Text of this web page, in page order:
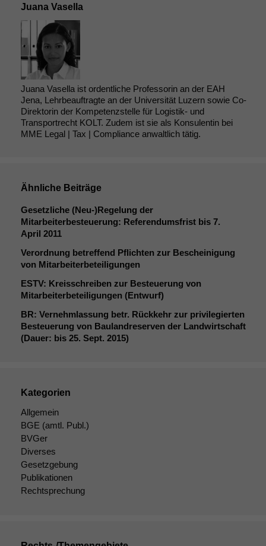
Juana Vasella
Juana Vasella ist ordentliche Professorin an der EAH
Jena, Lehrbeauftragte an der Universität Luzern sowie Co-
Direktorin der Kompetenzstelle für Logistik- und
Transportrecht KOLT. Zudem ist sie als Konsulentin bei
MME Legal | Tax | Compliance anwaltlich tätig.
Ähnliche Beiträge
Gesetzliche (Neu-)Regelung der
Mitarbeiterbesteuerung: Referendumsfrist bis 7.
April 2011
Verordnung betreffend Pflichten zur Bescheinigung
von Mitarbeiterbeteiligungen
ESTV: Kreisschreiben zur Besteuerung von
Mitarbeiterbeteiligungen (Entwurf)
BR: Vernehmlassung betr. Rückkehr zur privilegierten
Besteuerung von Baulandreserven der Landwirtschaft
(Dauer: bis 25. Sept. 2015)
Kategorien
Allgemein
BGE (amtl. Publ.)
BVGer
Diverses
Gesetzgebung
Publikationen
Rechtsprechung